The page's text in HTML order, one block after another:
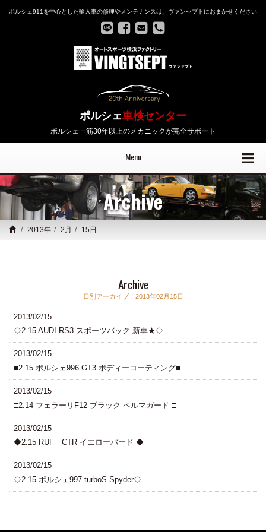
ポルシェ911を中心とした輸入車の修理やメンテナンスは、ヴァンセプトにおまかせください
ポルシェ車検センター
ポルシェ一筋30年以上のメカニックが完全サポート
Menu
Archive
2013年 2月 15日
Archive
日別アーカイブ：2013年02月15日
2013/02/15
◇2.15 AUDI RS3 スポーツバック 新車★◇
2013/02/15
■2.15 ポルシェ996 GT3 ボディーコーティング■
2013/02/15
□2.14 フェラーリF12 ブラック ペルマガード □
2013/02/15
◆2.15 RUF CTR イエローバード ◆
2013/02/15
◇2.15 ポルシェ997 turboS Spyder◇